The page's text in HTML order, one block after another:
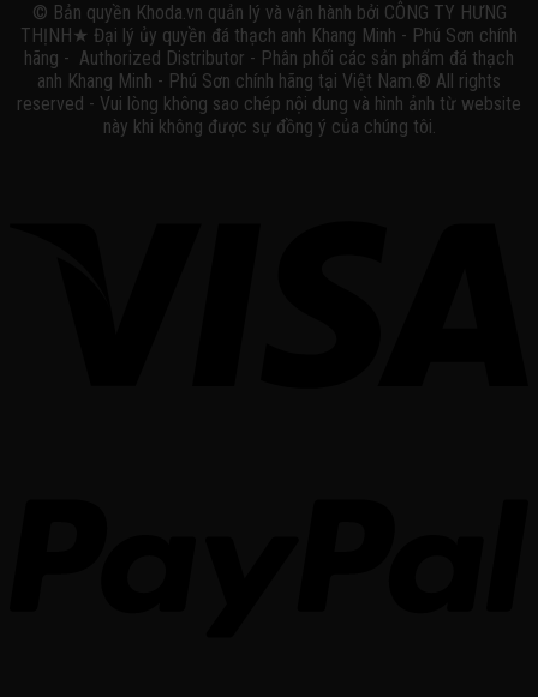
© Bản quyền Khoda.vn quản lý và vận hành bởi CÔNG TY HƯNG
THỊNH★ Đại lý ủy quyền đá thạch anh Khang Minh - Phú Sơn chính
hãng - Authorized Distributor - Phân phối các sản phẩm đá thạch
anh Khang Minh - Phú Sơn chính hãng tại Việt Nam.® All rights
reserved - Vui lòng không sao chép nội dung và hình ảnh từ website
này khi không được sự đồng ý của chúng tôi.